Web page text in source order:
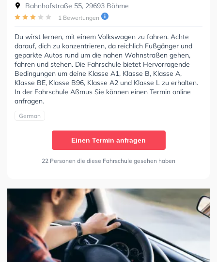
Bahnhofstraße 55, 29693 Böhme
1 Bewertungen
Du wirst lernen, mit einem Volkswagen zu fahren. Achte
darauf, dich zu konzentrieren, da reichlich Fußgänger und
geparkte Autos rund um die nahen Wohnstraßen gehen,
fahren und stehen. Die Fahrschule bietet Hervorragende
Bedingungen um deine Klasse A1, Klasse B, Klasse A,
Klasse BE, Klasse B96, Klasse A2 und Klasse L zu erhalten.
In der Fahrschule Aßmus Sie können einen Termin online
anfragen.
German
Einen Termin anfragen
22 Personen die diese Fahrschule gesehen haben